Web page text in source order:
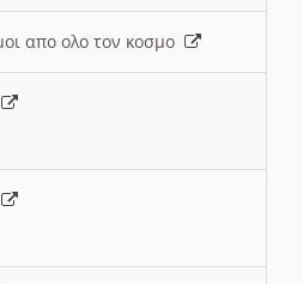
απο ολο τον κοσμο